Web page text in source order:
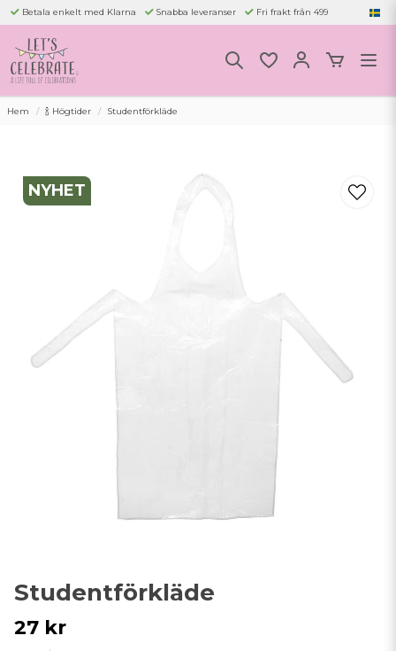
Betala enkelt med Klarna Snabba leveranser Fri frakt från 499
Hem 🍾 Högtider Studentförkläde
NYHET
Studentförkläde
27 kr